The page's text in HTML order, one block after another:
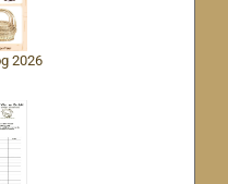
2026